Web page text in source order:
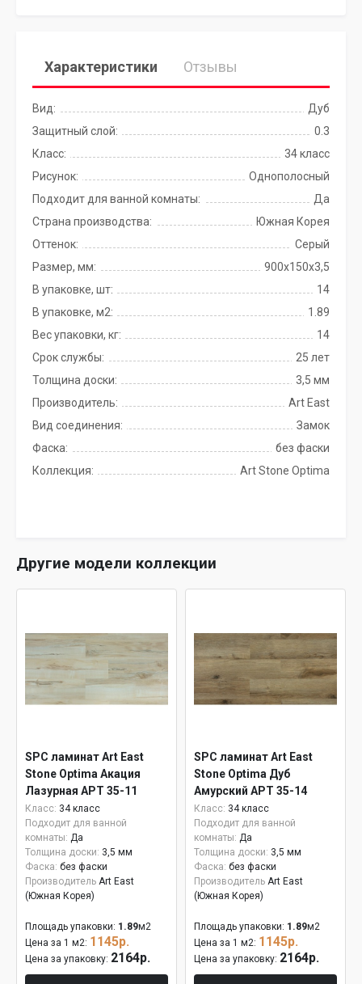
Характеристики Отзывы
Вид:
Дуб
Защитный слой:
0.3
Класс:
34 класс
Рисунок:
Однополосный
Подходит для ванной комнаты:
Да
Страна производства:
Южная Корея
Оттенок:
Серый
Размер, мм:
900х150х3,5
В упаковке, шт:
14
В упаковке, м2:
1.89
Вес упаковки, кг:
14
Срок службы:
25 лет
Толщина доски:
3,5 мм
Производитель:
Art East
Вид соединения:
Замок
Фаска:
без фаски
Коллекция:
Art Stone Optima
Другие модели коллекции
SPC ламинат Art East
Stone Optima Акация
Лазурная APT 35-11
Класс: 34 класс
Подходит для ванной
комнаты: Да
Толщина доски: 3,5 мм
Фаска: без фаски
Производитель Art East
(Южная Корея)
Площадь упаковки: 1.89м2
Цена за 1 м2: 1145р.
Цена за упаковку: 2164р.
SPC ламинат Art East
Stone Optima Дуб
Амурский APT 35-14
Класс: 34 класс
Подходит для ванной
комнаты: Да
Толщина доски: 3,5 мм
Фаска: без фаски
Производитель Art East
(Южная Корея)
Площадь упаковки: 1.89м2
Цена за 1 м2: 1145р.
Цена за упаковку: 2164р.